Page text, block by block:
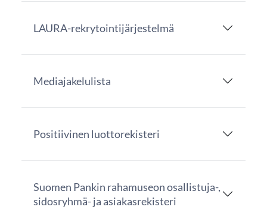
LAURA-rekrytointijärjestelmä
Mediajakelulista
Positiivinen luottorekisteri
Suomen Pankin rahamuseon osallistuja-,
sidosryhmä- ja asiakasrekisteri